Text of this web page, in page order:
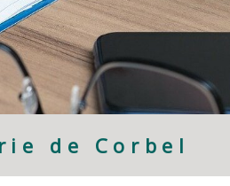
de Corbel